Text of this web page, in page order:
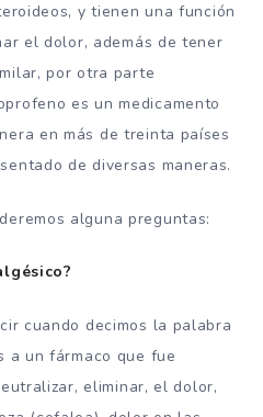
y tienen una función
el dolor, además de tener
por otra parte
es un medicamento
en más de treinta países
de diversas maneras.
alguna preguntas:
cuando decimos la palabra
a un fármaco que fue
eliminar, el dolor,